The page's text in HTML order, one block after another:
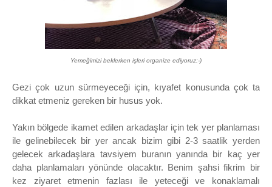
Yemeğimizi beklerken işleri organize ediyoruz:-)
Gezi çok uzun sürmeyeceği için, kıyafet konusunda çok ta
dikkat etmeniz gereken bir husus yok.
Yakın bölgede ikamet edilen arkadaşlar için tek yer planlaması
ile gelinebilecek bir yer ancak bizim gibi 2-3 saatlik yerden
gelecek arkadaşlara tavsiyem buranın yanında bir kaç yer
daha planlamaları yönünde olacaktır. Benim şahsi fikrim bir
kez ziyaret etmenin fazlası ile yeteceği ve konaklamalı